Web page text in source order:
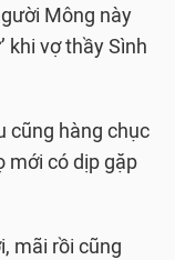
Mông này
khi vợ thầy Sình
cũng hàng chục
mới có dịp gặp
mãi rồi cũng